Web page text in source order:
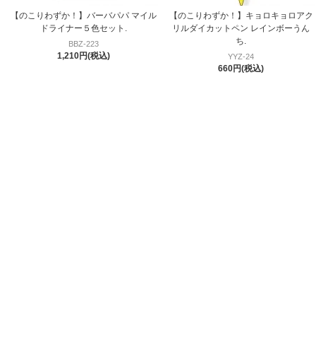
【のこりわずか！】バーバパパ マイル
ドライナー５色セット.
BBZ-223
1,210円(税込)
【のこりわずか！】キョロキョロアク
リルダイカットペン レインボーうん
ち.
YYZ-24
660円(税込)